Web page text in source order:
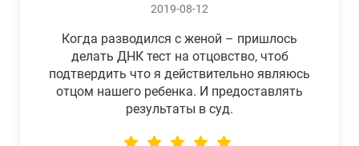
2019-08-12
Когда разводился с женой – пришлось
делать ДНК тест на отцовство, чтоб
подтвердить что я действительно являюсь
отцом нашего ребенка. И предоставлять
результаты в суд.